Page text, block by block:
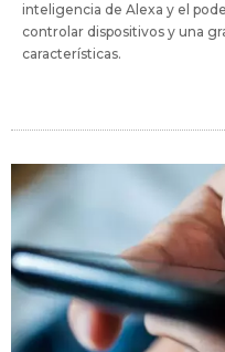
inteligencia de Alexa y el
controlar dispositivos y una
características.